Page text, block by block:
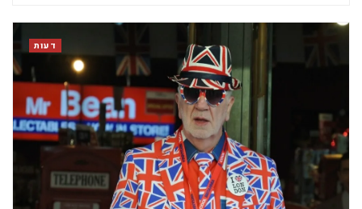
דעות